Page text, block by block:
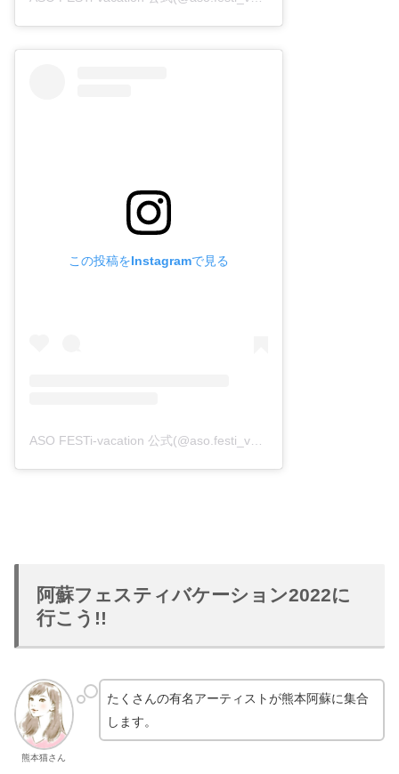
この投稿をInstagramで見る
阿蘇フェスティバケーション2022に
行こう!!
熊本猫さん
たくさんの有名アーティストが熊本阿蘇に集合
します。